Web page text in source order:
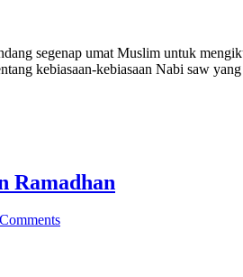
segenap umat Muslim untuk
kebiasaan-kebiasaan Nabi saw
Ramadhan